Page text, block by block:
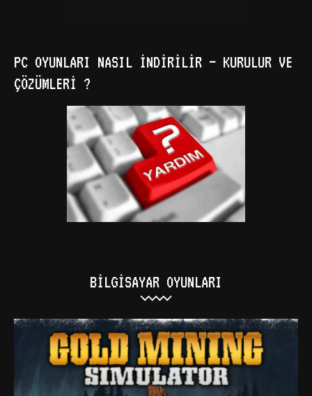
PC OYUNLARI NASIL İNDIRILIR – KURULUR VE
ÇÖZÜMLERI ?
BILGISAYAR OYUNLARI